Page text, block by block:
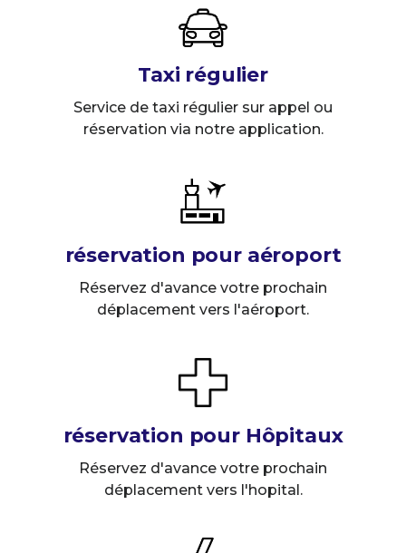
Taxi régulier
Service de taxi régulier sur appel ou
réservation via notre application.
réservation pour aéroport
Réservez d'avance votre prochain
déplacement vers l'aéroport.
réservation pour Hôpitaux
Réservez d'avance votre prochain
déplacement vers l'hopital.